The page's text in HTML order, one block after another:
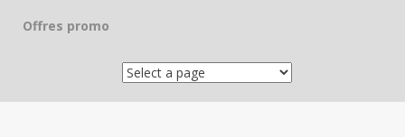
Offres promo